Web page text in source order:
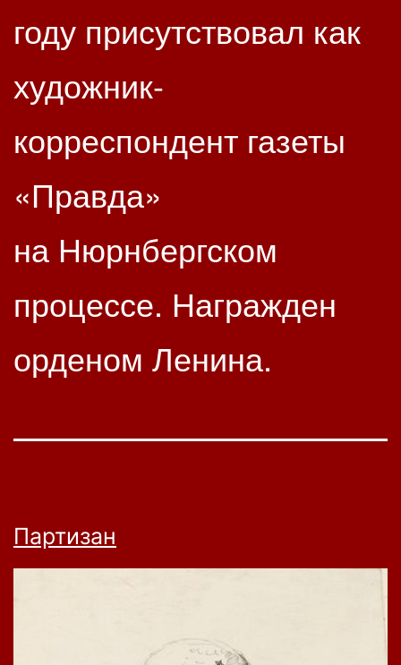
году присутствовал как
художник-
корреспондент газеты
«Правда»
на Нюрнбергском
процессе. Награжден
орденом Ленина.
Партизан